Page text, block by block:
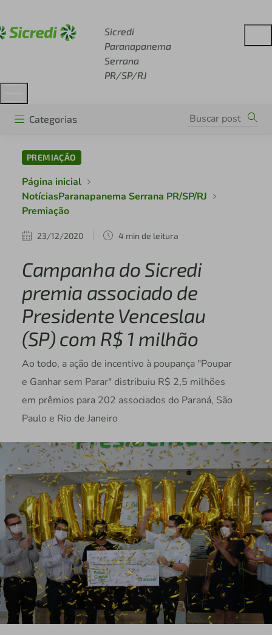
Sicredi
Paranapanema
Serrana
PR/SP/RJ
Categorias
PREMIAÇÃO
Página inicial
NotíciasParanapanema Serrana PR/SP/RJ
Premiação
23/12/2020 4 min de leitura
Campanha do Sicredi
premia associado de
Presidente Venceslau
(SP) com R$ 1 milhão
Ao todo, a ação de incentivo à poupança "Poupar
e Ganhar sem Parar" distribuiu R$ 2,5 milhões
em prêmios para 202 associados do Paraná, São
Paulo e Rio de Janeiro